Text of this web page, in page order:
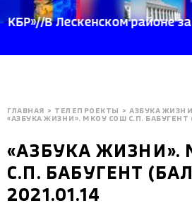
В Лескенском районе
ГЛАВНАЯ > ТЕЛЕПРОЕКТЫ > АЗБУКА ЖИЗНИ
«АЗБУКА ЖИЗНИ». МКОУ СОШ С.П. БАБУГЕНТ
«АЗБУКА ЖИЗНИ».
С.П. БАБУГЕНТ
2021.01.14